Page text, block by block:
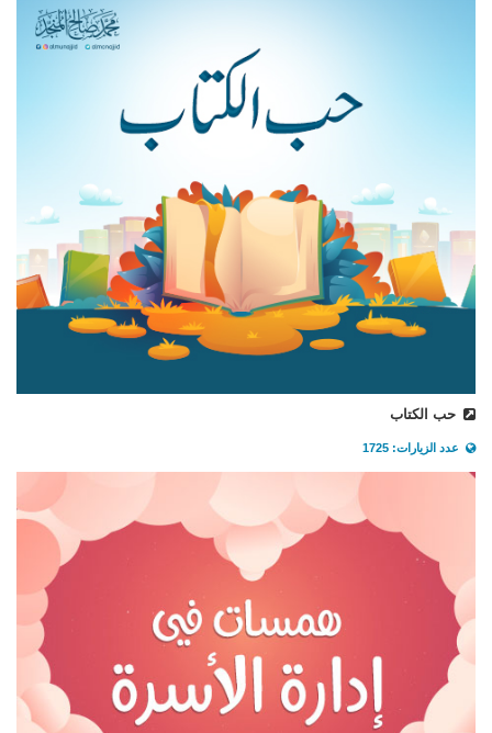
حب الكتاب
عدد الزيارات: 1725